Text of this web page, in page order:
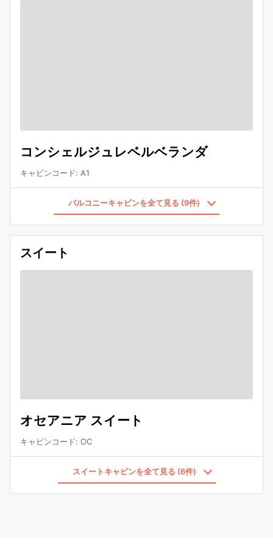
コンシェルジュレベルベランダ
キャビンコード: A1
バルコニーキャビンを全て見る (9件)
スイート
オセアニア スイート
キャビンコード: OC
スイートキャビンを全て見る (6件)